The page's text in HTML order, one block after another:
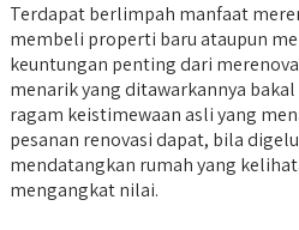
Terdapat berlimpah manfaat
membeli properti baru ataupun
keuntungan penting dari
menarik yang ditawarkannya
ragam keistimewaan asli yang
pesanan renovasi dapat, bila
mendatangkan rumah yang
mengangkat nilai.